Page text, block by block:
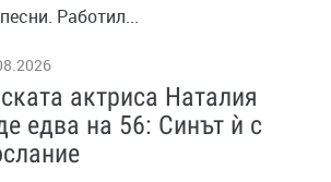
Работил...
актриса Наталия
едва на 56: Синът ѝ с